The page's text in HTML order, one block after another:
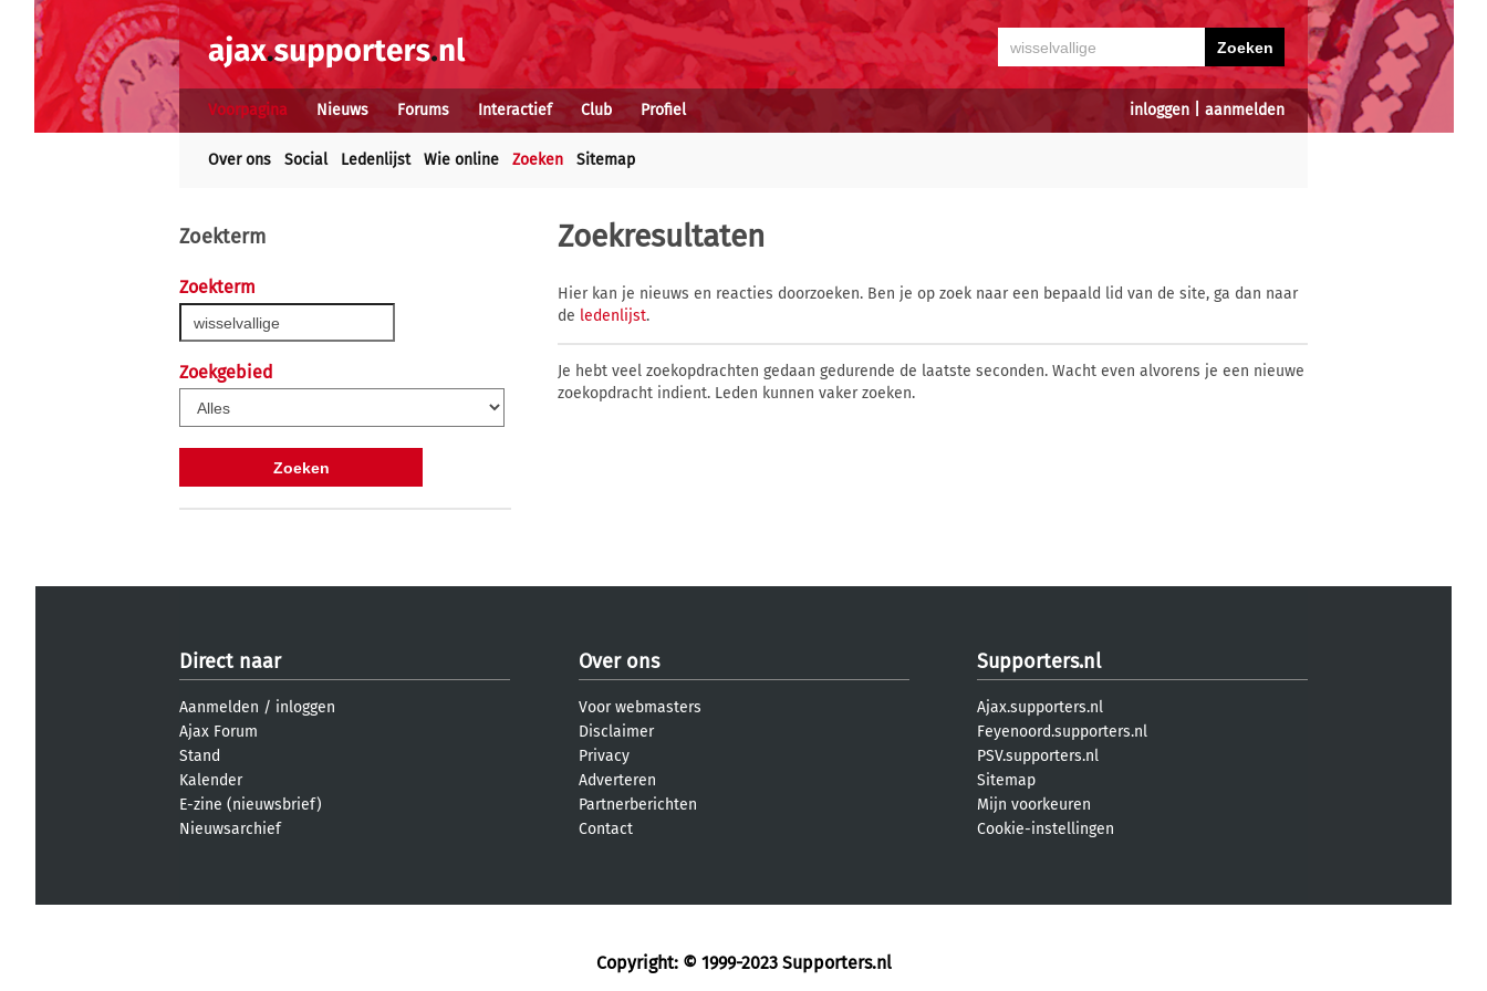
inloggen aanmelden
Voorpagina Nieuws Forums Interactief Club Profiel
Over ons Social Ledenlijst Wie online Zoeken Sitemap
Zoekterm
Zoekterm
Zoekgebied
Zoekresultaten
Hier kan je nieuws en reacties doorzoeken. Ben je op zoek naar een bepaald lid van de site, ga dan naar
de ledenlijst.
Je hebt veel zoekopdrachten gedaan gedurende de laatste seconden. Wacht even alvorens je een nieuwe
zoekopdracht indient. Leden kunnen vaker zoeken.
Direct naar
Aanmelden / inloggen
Ajax Forum
Stand
Kalender
E-zine (nieuwsbrief)
Nieuwsarchief
Over ons
Voor webmasters
Disclaimer
Privacy
Adverteren
Partnerberichten
Contact
Supporters.nl
Ajax.supporters.nl
Feyenoord.supporters.nl
PSV.supporters.nl
Sitemap
Mijn voorkeuren
Cookie-instellingen
Copyright: © 1999-2023 Supporters.nl